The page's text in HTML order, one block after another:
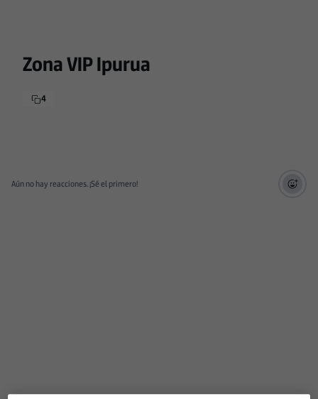
Zona VIP Ipurua
4
Aún no hay reacciones. ¡Sé el primero!